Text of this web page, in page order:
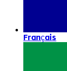
Français